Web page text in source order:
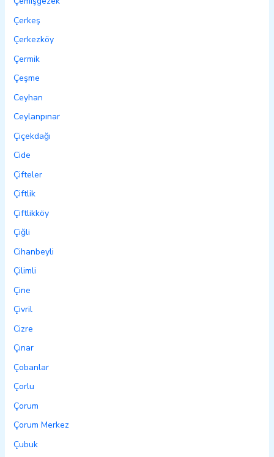
Çerkeş
Çerkezköy
Çermik
Çeşme
Ceyhan
Ceylanpınar
Çiçekdağı
Cide
Çifteler
Çiftlik
Çiftlikköy
Çiğli
Cihanbeyli
Çilimli
Çine
Çivril
Cizre
Çınar
Çobanlar
Çorlu
Çorum
Çorum Merkez
Çubuk